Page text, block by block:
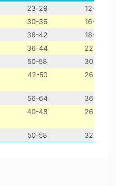
23-29
12-22
30-36
16-26
36-42
18-28
36-44
22-32
50-58
30-40
42-50 26-36
56-64
36-46
40-48 26-36
50-58 32-42